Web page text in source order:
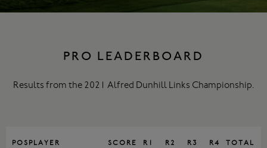
PRO LEADERBOARD
Results from the 2021 Alfred Dunhill Links Championship.
POS PLAYER SCORE R1 R2 R3 R4 TOTAL